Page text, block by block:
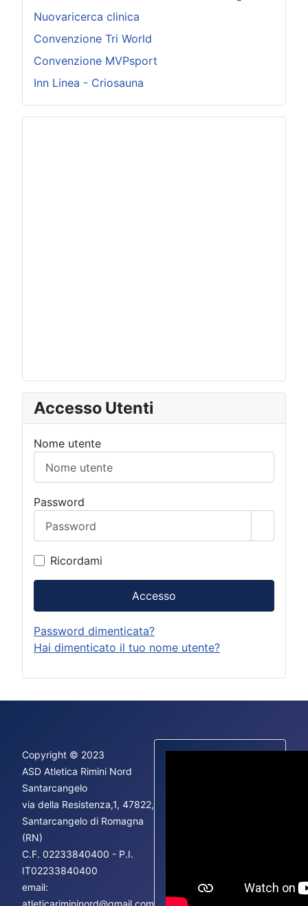
Nuovaricerca clinica
Convenzione Tri World
Convenzione MVPsport
Inn Linea - Criosauna
Accesso Utenti
Nome utente
Password
Ricordami
Accesso
Password dimenticata?
Hai dimenticato il tuo nome utente?
Copyright © 2023
ASD Atletica Rimini Nord
Santarcangelo
via della Resistenza,1, 47822,
Santarcangelo di Romagna
(RN)
C.F. 02233840400 - P.I.
IT02233840400
email:
atleticarimininord@gmail.com